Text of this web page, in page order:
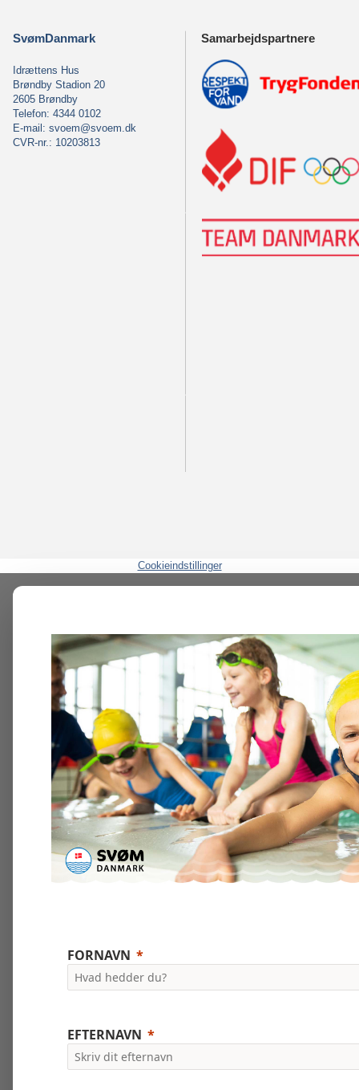
SvømDanmark
Idrættens Hus
Brøndby Stadion 20
2605 Brøndby
Telefon: 4344 0102
E-mail: svoem@svoem.dk
CVR-nr.: 10203813
Samarbejdspartnere
Cookieindstillinger
FORNAVN
EFTERNAVN